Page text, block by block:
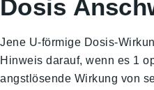
Dosis
Jene U-förmige Dosis-
Hinweis darauf, wenn es 1
angstlösende Wirkung von